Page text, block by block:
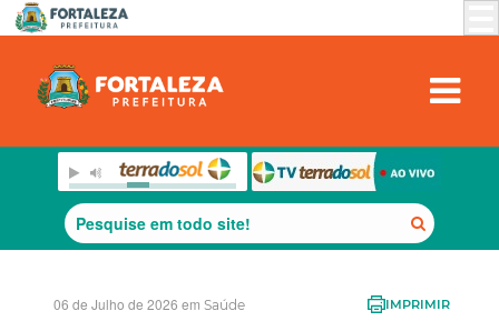
06 de Julho de 2026 em Saúde IMPRIMIR